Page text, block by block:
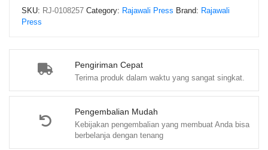
Pengiriman Cepat
Terima produk dalam waktu yang sangat singkat.
Pengembalian Mudah
Kebijakan pengembalian yang membuat Anda bisa
berbelanja dengan tenang
Neeltje,
M.H.;
Andayani
SKU: RJ-0108257 Category: Rajawali Press Brand: Rajawali
Press